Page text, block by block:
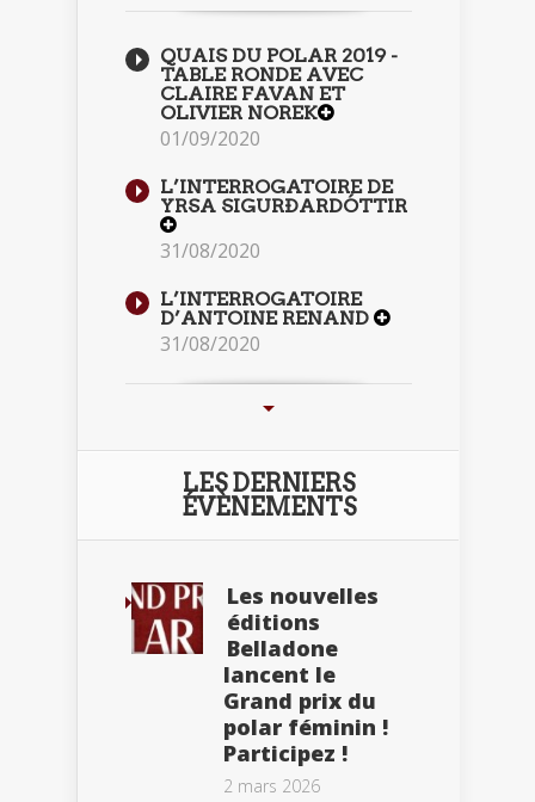
QUAIS DU POLAR 2019 -
TABLE RONDE AVEC
CLAIRE FAVAN ET
OLIVIER NOREK
01/09/2020
L’INTERROGATOIRE DE
YRSA SIGURÐARDÓTTIR
31/08/2020
L’INTERROGATOIRE
D’ANTOINE RENAND
31/08/2020
LES DERNIERS
ÉVÈNEMENTS
Les nouvelles
éditions
Belladone
lancent le
Grand prix du
polar féminin !
Participez !
2 mars 2026